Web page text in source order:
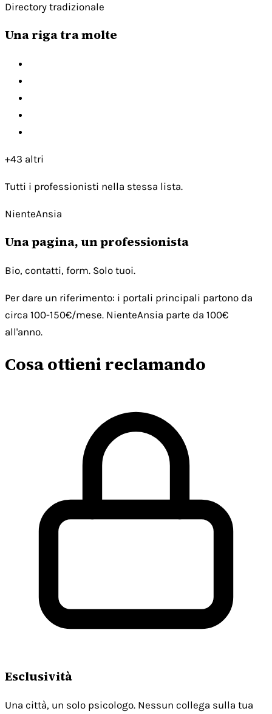
Directory tradizionale
Una riga tra molte
+43 altri
Tutti i professionisti nella stessa lista.
NienteAnsia
Una pagina, un professionista
Bio, contatti, form. Solo tuoi.
Per dare un riferimento: i portali principali partono da
circa 100-150€/mese. NienteAnsia parte da 100€
all'anno.
Cosa ottieni reclamando
Esclusività
Una città, un solo psicologo. Nessun collega sulla tua